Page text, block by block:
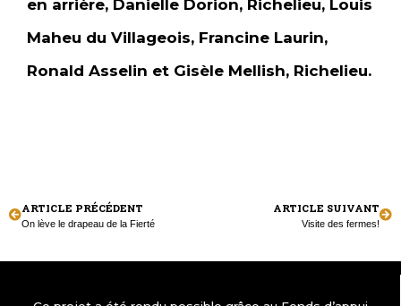
en arrière, Danielle Dorion, Richelieu, Louis
Maheu du Villageois, Francine Laurin,
Ronald Asselin et Gisèle Mellish, Richelieu.
ARTICLE PRÉCÉDENT
On lève le drapeau de la Fierté
ARTICLE SUIVANT
Visite des fermes!